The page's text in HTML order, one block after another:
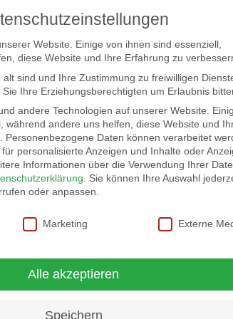
SCOUT ELB-LOCATION: PANORAMA
und Hamburgs
des Hauses aus.
Website. Einige von ihnen sind essenziell,
diese Website und Ihre Erfahrung zu
sind und Ihre Zustimmung zu freiwilligen
Ihre Erziehungsberechtigten um Erlaubnis
andere Technologien auf unserer Website.
während andere uns helfen, diese Website und
Personenbezogene Daten können verarbeitet
personalisierte Anzeigen und Inhalte oder
Informationen über die Verwendung Ihrer
Sie können Ihre Auswahl
oder anpassen.
Marketing Externe
Alle akzeptieren
Speichern